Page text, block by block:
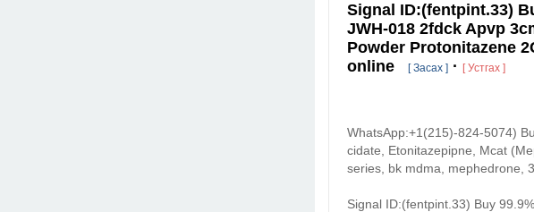
Signal ID:(fentpint.33)
JWH-018 2fdck Apvp
Powder Protonitazene
online
[ Засах ] · [ Устгах ]
WhatsApp:+1(215)-824-5074)
cidate, Etonitazepipne, Mcat
series, bk mdma, mephedrone,
Signal ID:(fentpint.33) Buy